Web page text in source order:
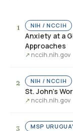
NIH / NCCIH
Anxiety at a
Approaches
nccih.nih.gov
NIH / NCCIH
St. John's
nccih.nih.gov
MSP